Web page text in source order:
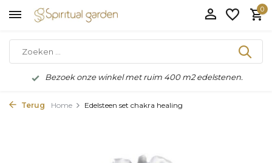
0
Bezoek onze winkel met ruim 400 m2 edelstenen.
Terug Home Edelsteen set chakra healing